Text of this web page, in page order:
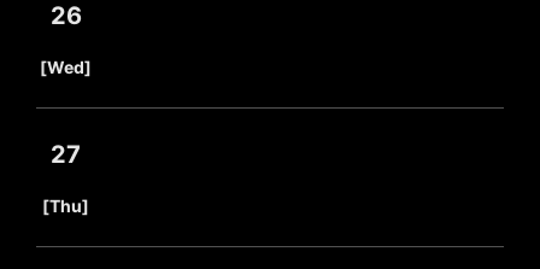
26
[Wed]
27
[Thu]